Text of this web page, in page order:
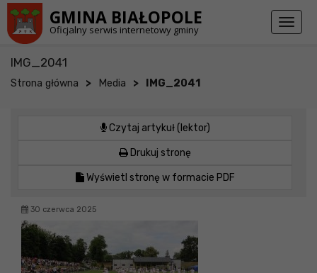
GMINA BIAŁOPOLE
Oficjalny serwis internetowy gminy
Toggle
IMG_2041
Strona główna > Media > IMG_2041
Czytaj artykuł (lektor)
Drukuj stronę
Wyświetl stronę w formacie PDF
30 czerwca 2025